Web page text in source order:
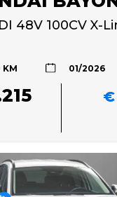
48V 100CV X-
KM 01/2026
€